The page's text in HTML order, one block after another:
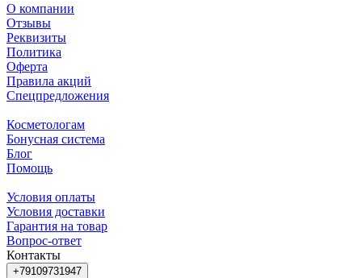
О компании
Отзывы
Реквизиты
Политика
Оферта
Правила акций
Спецпредложения
Косметологам
Бонусная система
Блог
Помощь
Условия оплаты
Условия доставки
Гарантия на товар
Вопрос-ответ
Контакты
+79109731947